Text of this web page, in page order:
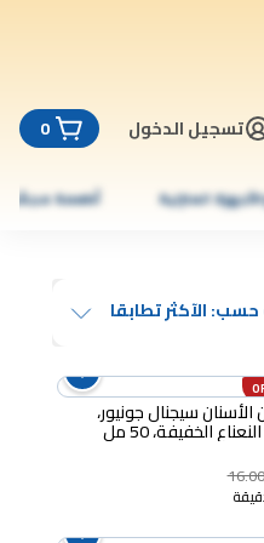
تسجيل الدخول 0
المنزلية أطعمة مجمّدة
حسب: الآكثر تطابقا
سيجنال جونيور،
الخفيفة، 50 مل
16.00